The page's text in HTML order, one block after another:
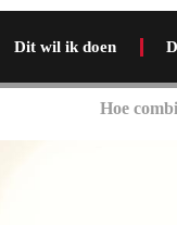
Dit wil ik doen
Hoe